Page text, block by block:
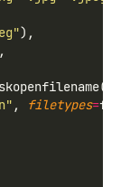
),
, filetypes=